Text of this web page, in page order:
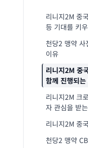
리니지2M 중
등 기대를 키
천당2 맹약
이유
리니지2M 중
함께 진행되는
리니지2M 크
자 관심을 받
리니지2M 중
천당2 맹약